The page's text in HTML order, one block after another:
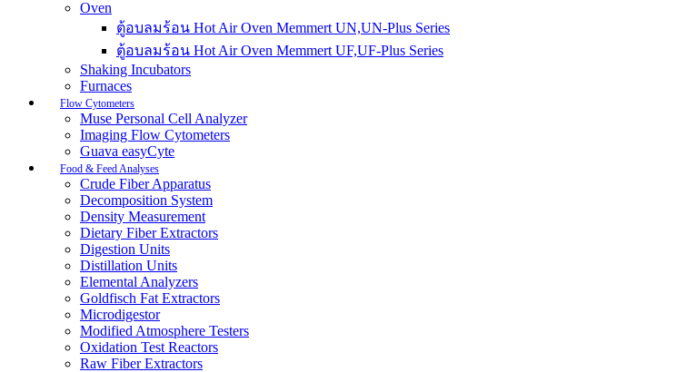
Oven
ตู้อบลมร้อน Hot Air Oven Memmert UN,UN-Plus Series
ตู้อบลมร้อน Hot Air Oven Memmert UF,UF-Plus Series
Shaking Incubators
Furnaces
Flow Cytometers
Muse Personal Cell Analyzer
Imaging Flow Cytometers
Guava easyCyte
Food & Feed Analyses
Crude Fiber Apparatus
Decomposition System
Density Measurement
Dietary Fiber Extractors
Digestion Units
Distillation Units
Elemental Analyzers
Goldfisch Fat Extractors
Microdigestor
Modified Atmosphere Testers
Oxidation Test Reactors
Raw Fiber Extractors